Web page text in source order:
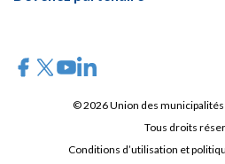
© 2026 Union des
Tous droits
Conditions d’utilisation et